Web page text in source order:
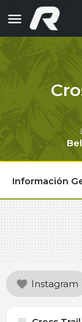
Información
Instagram